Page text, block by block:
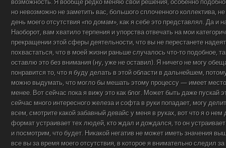
возможность. Я вообще редко меняю свои решения, особенно
но невозможно не заметить вас, большого сплоченного коллектива,
день моего отсутствия «по домам», как я себе это представлял. Да и
Наоборот, вам хватило терпения и упорства отвечать на мои
прекращении этой сферы деятельности, что вы не перестанете
похвастаться, что в моей жизни раньше случалось что-то подобное,
оставлю это без внимания (ну, уже не оставил). Я ничего не могу
понравится то, что я буду делать в этой области в дальнейшем,
можно выдумать, что могло бы мешать этому процессу — имеет
менее. Вот сейчас пока я вижу это как блог. Может быть даже пускай
сейчас много интересного железа и софта в руки попадает, могу
всем, смотрите какой забавный девайс у меня в руках, вот что я о
формат устраивает тех людей, кто ждал и дождался, то он
и посмотрим, что будет. Никакой негатив не может иметь значения
все вы за время моего отсутствия, в которое я внимательно следил